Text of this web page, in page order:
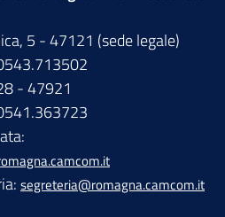
5 - 47121 (sede legale)
- 47921
segreteria@romagna.camcom.it